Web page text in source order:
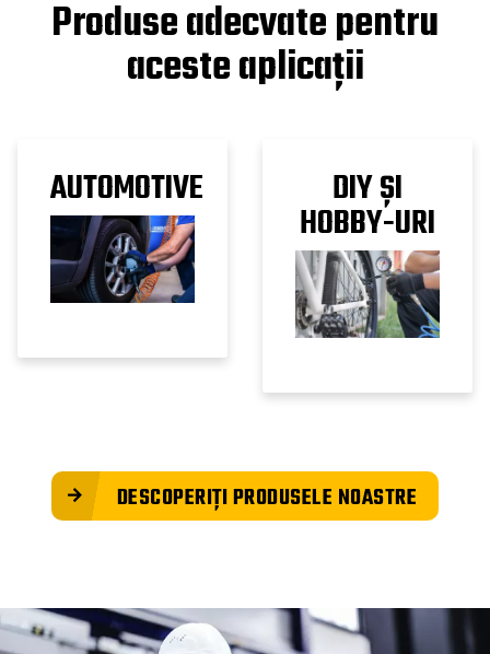
Produse adecvate pentru
aceste aplicații
AUTOMOTIVE DIY ȘI
HOBBY-URI
DESCOPERIȚI PRODUSELE NOASTRE